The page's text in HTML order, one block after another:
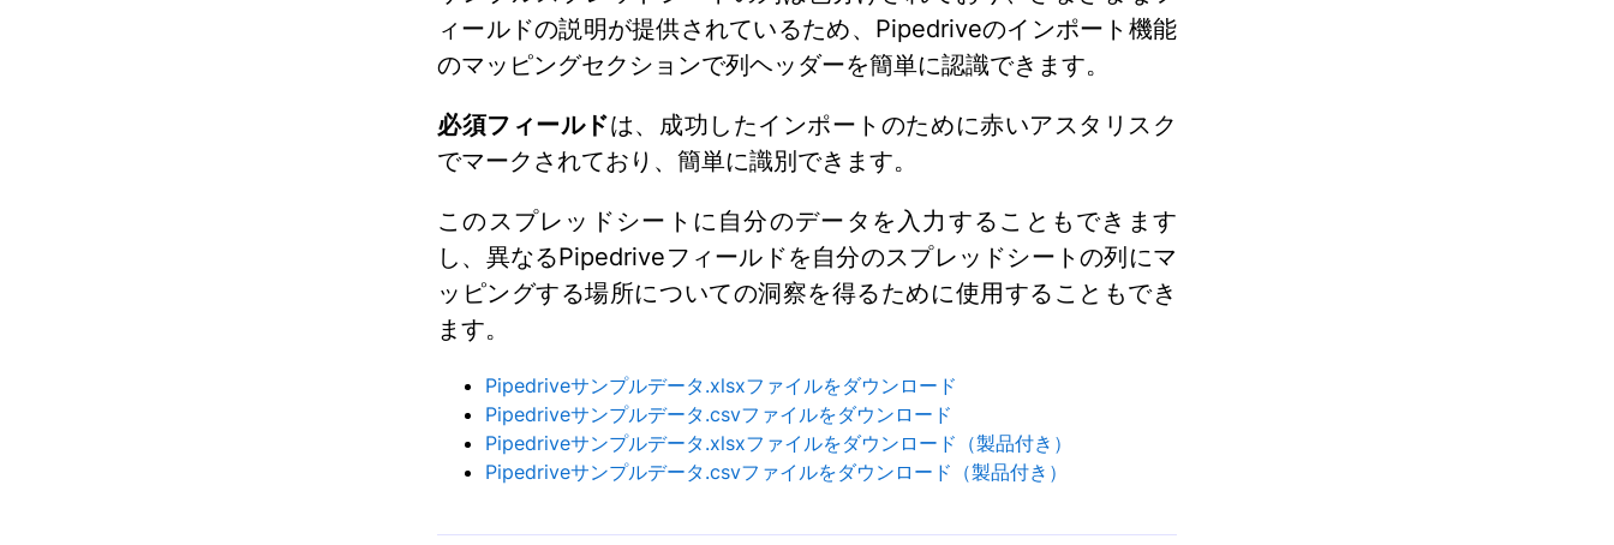
ィールドの説明が提供されているため、Pipedriveのインポート機能
のマッピングセクションで列ヘッダーを簡単に認識できます。
必須フィールドは、成功したインポートのために赤いアスタリスク
でマークされており、簡単に識別できます。
このスプレッドシートに自分のデータを入力することもできます
し、異なるPipedriveフィールドを自分のスプレッドシートの列にマ
ッピングする場所についての洞察を得るために使用することもでき
ます。
Pipedriveサンプルデータ.xlsxファイルをダウンロード
Pipedriveサンプルデータ.csvファイルをダウンロード
Pipedriveサンプルデータ.xlsxファイルをダウンロード（製品付き）
Pipedriveサンプルデータ.csvファイルをダウンロード（製品付き）